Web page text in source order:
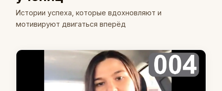
Истории успеха, которые вдохновляют и
мотивируют двигаться вперёд